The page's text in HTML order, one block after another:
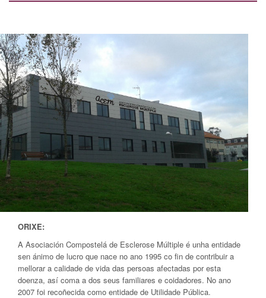
ORIXE:
A Asociación Compostelá de Esclerose Múltiple é unha entidade
sen ánimo de lucro que nace no ano 1995 co fin de contribuir a
mellorar a calidade de vida das persoas afectadas por esta
doenza, así coma a dos seus familiares e coidadores. No ano
2007 foi recoñecida como entidade de Utilidade Pública.